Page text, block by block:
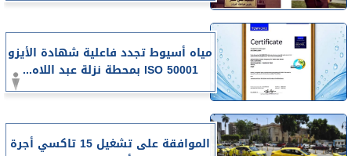
مياه أسيوط تجدد فاعلية شهادة الأيزو
ISO 50001 بمحطة نزلة عبد اللاه...
الموافقة على تشغيل 15 تاكسي أجرة